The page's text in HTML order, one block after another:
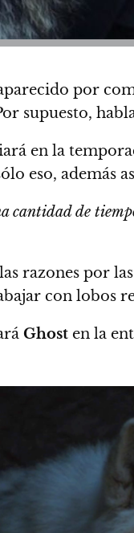
por
supuesto,
en la
eso, además
cantidad de
razones por
con lobos
Ghost en la